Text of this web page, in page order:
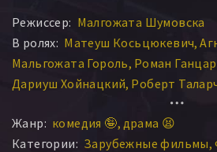
Режиссер: Малгожата Шумовска
В ролях: Матеуш Косьцюкевич
Мальгожата Гороль Роман
Дариуш Хойнацкий Роберт
Мартына
Ивона Бельска Tadeusz Bragiel
Жанр: комедия 🤪 драма 😫
Категории: Зарубежные фильмы